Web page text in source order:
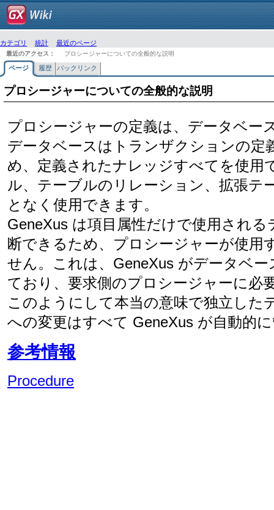
カテゴリ 統計
最近のページ
最近のアクセス：
プロシージャーについての全般的な説明
ページ 履歴 バックリンク
プロシージャーについての全般的な説明
プロシージャーの定義は、データベー
データベースはトランザクションの定
め、定義されたナレッジすべてを使用
ル、テーブルのリレーション、拡張テ
となく使用できます。
GeneXus は項目属性だけで使用され
断できるため、プロシージャーが使用
せん。これは、GeneXus がデータベ
ており、要求側のプロシージャーに必
このようにして本当の意味で独立した
への変更はすべて GeneXus が自動的
参考情報
Procedure